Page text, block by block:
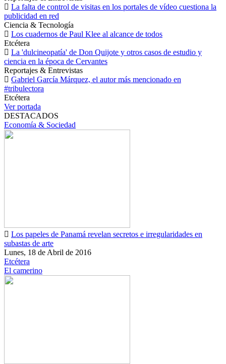
La falta de control de visitas en los portales de vídeo cuestiona la
publicidad en red
Ciencia & Tecnología
Los cuadernos de Paul Klee al alcance de todos
Etcétera
La 'dulcineopatía' de Don Quijote y otros casos de estudio y
ciencia en la época de Cervantes
Reportajes & Entrevistas
Gabriel García Márquez, el autor más mencionado en
#tribulectora
Etcétera
Ver portada
DESTACADOS
Economía & Sociedad
Los papeles de Panamá revelan secretos e irregularidades en
subastas de arte
Lunes, 18 de Abril de 2016
Etcétera
El camerino